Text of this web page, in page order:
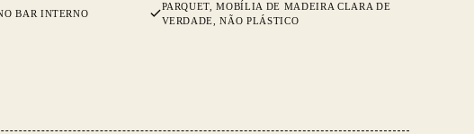
BAR INTERNO
PARQUET, MOBÍLIA DE MADEIRA CLARA DE
VERDADE, NÃO PLÁSTICO